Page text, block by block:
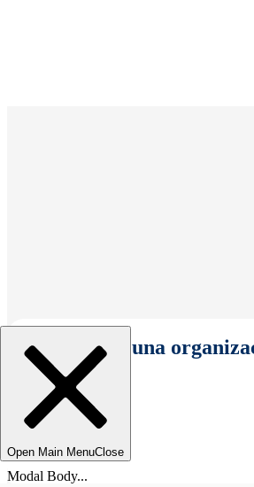
Seleccionar una
Open Main MenuClose
Modal Body...